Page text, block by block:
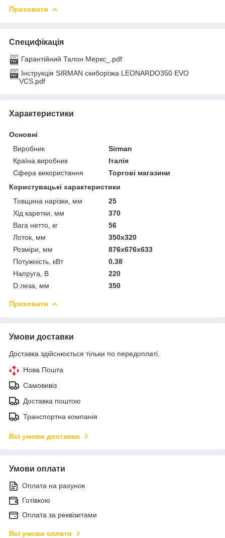
Приховати
Специфікація
Гарантійний Талон Меркс_.pdf
Інструкція SIRMAN скиборізка LEONARDO350 EVO
VCS.pdf
Характеристики
Основні
Виробник
Sirman
Країна виробник
Італія
Сфера використання
Торгові магазини
Користувацькі характеристики
Товщина нарізки, мм
25
Хід каретки, мм
370
Вага нетто, кг
56
Лоток, мм
350х320
Розміри, мм
876х676х633
Потужність, кВт
0.38
Напруга, В
220
D леза, мм
350
Приховати
Умови доставки
Доставка здійснюється тільки по передоплаті.
Нова Пошта
Самовивіз
Доставка поштою
Транспортна компанія
Всі умови доставки
Умови оплати
Оплата на рахунок
Готівкою
Оплата за реквізитами
Всі умови оплати